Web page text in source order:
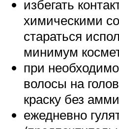
избегать
химическими
стараться
минимум
при
волосы на
краску без
ежедневно